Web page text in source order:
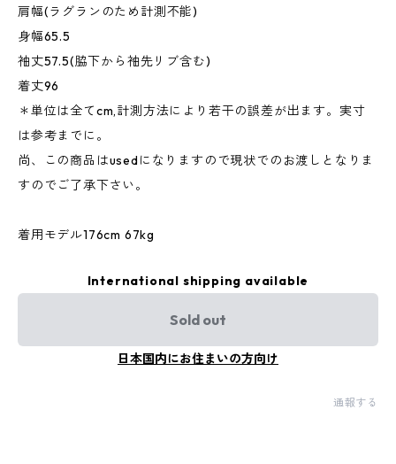
肩幅(ラグランのため計測不能)
身幅65.5
袖丈57.5(脇下から袖先リブ含む)
着丈96
＊単位は全てcm,計測方法により若干の誤差が出ます。実寸
は参考までに。
尚、この商品はusedになりますので現状でのお渡しとなりま
すのでご了承下さい。
着用モデル176cm 67kg
International shipping available
Sold out
日本国内にお住まいの方向け
通報する